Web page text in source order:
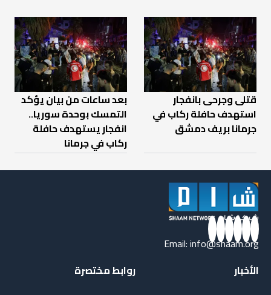
قتلى وجرحى بانفجار
استهدف حافلة ركاب في
جرمانا بريف دمشق
بعد ساعات من بيان يؤكد
التمسك بوحدة سوريا..
انفجار يستهدف حافلة
ركاب في جرمانا
Email:info@shaam.org
الأخبار
روابط مختصرة